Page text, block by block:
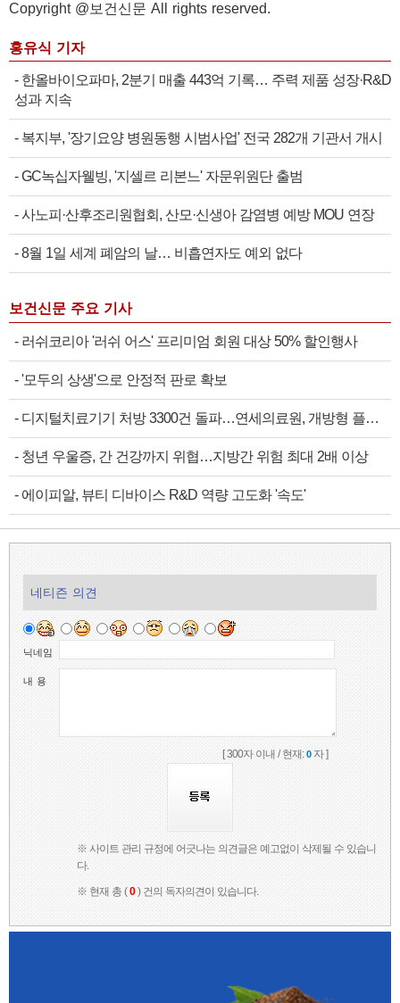
Copyright @보건신문 All rights reserved.
홍유식 기자
- 한올바이오파마, 2분기 매출 443억 기록… 주력 제품 성장·R&D
성과 지속
- 복지부, '장기요양 병원동행 시범사업' 전국 282개 기관서 개시
-GC녹십자웰빙, '지셀르 리본느' 자문위원단 출범
-사노피·산후조리원협회, 산모·신생아 감염병 예방 MOU 연장
-8월 1일 세계 폐암의 날… 비흡연자도 예외 없다
보건신문 주요 기사
- 러쉬코리아 '러쉬 어스' 프리미엄 회원 대상 50% 할인행사
-'모두의 상생'으로 안정적 판로 확보
- 디지털치료기기 처방 3300건 돌파…연세의료원, 개방형 플랫폼 성과 공개
- 청년 우울증, 간 건강까지 위협…지방간 위험 최대 2배 이상
- 에이피알, 뷰티 디바이스 R&D 역량 고도화 '속도'
네티즌 의견
닉네임
내 용
[ 300자 이내 / 현재:0자 ]
※ 사이트 관리 규정에 어긋나는 의견글은 예고없이 삭제될 수 있습니
다.
※ 현재 총 (0) 건의 독자의견이 있습니다.